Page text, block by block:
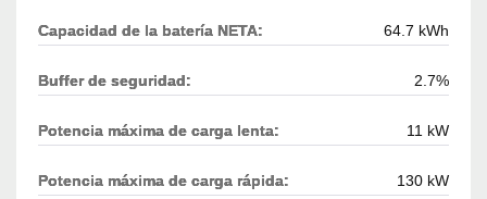
Capacidad de la batería NETA: 64.7 kWh
Buffer de seguridad: 2.7%
Potencia máxima de carga lenta: 11 kW
Potencia máxima de carga rápida: 130 kW